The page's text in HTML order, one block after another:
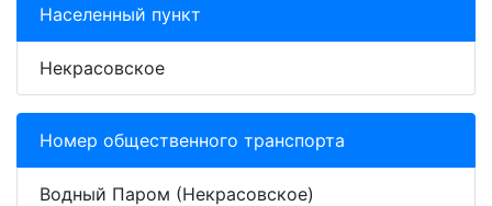
Населенный пункт
Некрасовское
Номер общественного транспорта
Водный Паром (Некрасовское)